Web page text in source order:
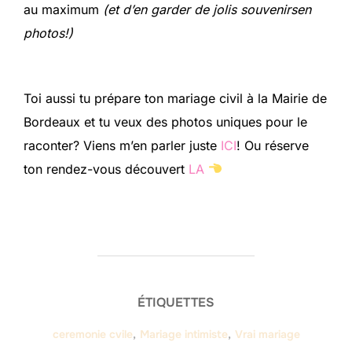
au maximum (et d’en garder de jolis souvenirsen
photos!)
Toi aussi tu prépare ton mariage civil à la Mairie de
Bordeaux et tu veux des photos uniques pour le
raconter? Viens m’en parler juste ICI! Ou réserve
ton rendez-vous découvert LA
ÉTIQUETTES
ceremonie cvile, Mariage intimiste, Vrai mariage